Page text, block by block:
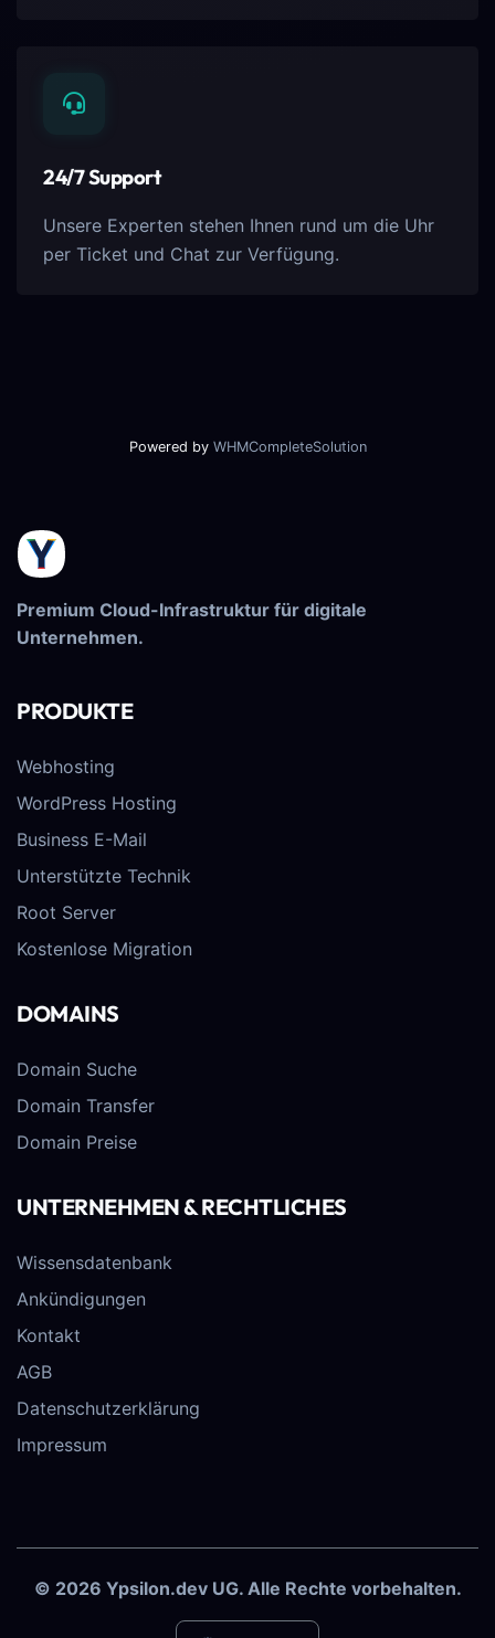
24/7 Support
Unsere Experten stehen Ihnen rund um die Uhr
per Ticket und Chat zur Verfügung.
Powered by WHMCompleteSolution
Premium Cloud-Infrastruktur für digitale
Unternehmen.
PRODUKTE
Webhosting
WordPress Hosting
Business E-Mail
Unterstützte Technik
Root Server
Kostenlose Migration
DOMAINS
Domain Suche
Domain Transfer
Domain Preise
UNTERNEHMEN & RECHTLICHES
Wissensdatenbank
Ankündigungen
Kontakt
AGB
Datenschutzerklärung
Impressum
© 2026 Ypsilon.dev UG. Alle Rechte vorbehalten.